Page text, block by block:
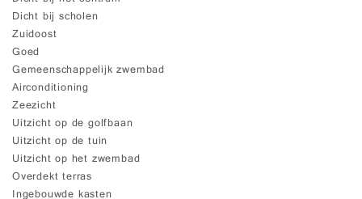
Dicht bij scholen
Zuidoost
Goed
Gemeenschappelijk zwembad
Airconditioning
Zeezicht
Uitzicht op de golfbaan
Uitzicht op de tuin
Uitzicht op het zwembad
Overdekt terras
Ingebouwde kasten